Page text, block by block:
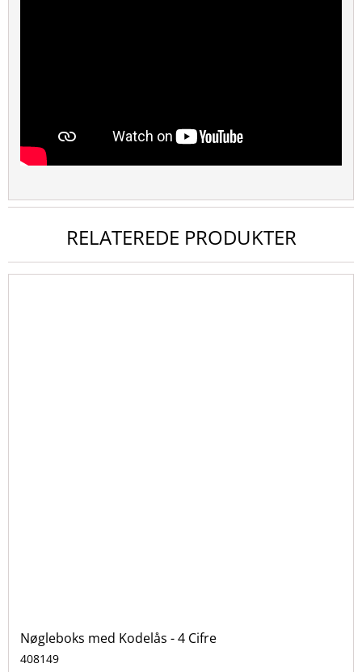
RELATEREDE PRODUKTER
Nøgleboks med Kodelås - 4 Cifre
408149